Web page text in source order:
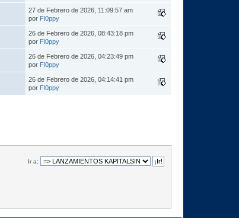
27 de Febrero de 2026, 11:09:57 am
por Fl0ppy
26 de Febrero de 2026, 08:43:18 pm
por Fl0ppy
26 de Febrero de 2026, 04:23:49 pm
por Fl0ppy
26 de Febrero de 2026, 04:14:41 pm
por Fl0ppy
Ir a: